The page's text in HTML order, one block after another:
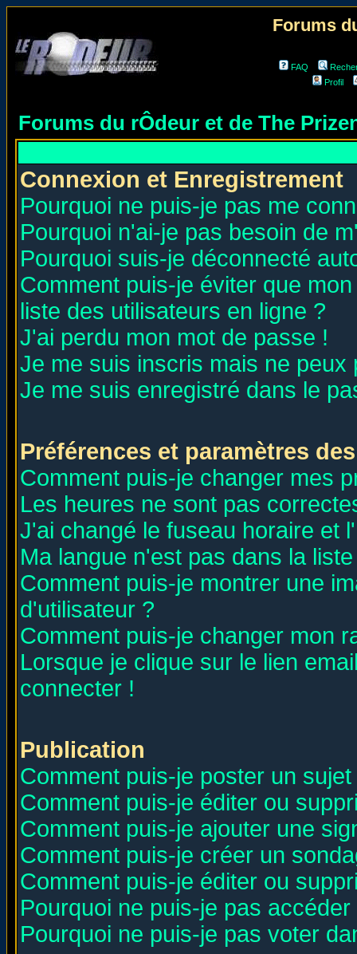
Forums
FAQ
Profil
Forums du rÔdeur et de The
Connexion et Enregistrement
Pourquoi ne puis-je pas me
Pourquoi n'ai-je pas besoin de
Pourquoi suis-je déconnecté
Comment puis-je éviter que
liste des utilisateurs en ligne ?
J'ai perdu mon mot de passe !
Je me suis inscris mais ne peux
Je me suis enregistré dans le
Préférences et paramètres
Comment puis-je changer mes
Les heures ne sont pas
J'ai changé le fuseau horaire et
Ma langue n'est pas dans la
Comment puis-je montrer une
d'utilisateur ?
Comment puis-je changer mon
Lorsque je clique sur le lien
connecter !
Publication
Comment puis-je poster un
Comment puis-je éditer ou
Comment puis-je ajouter une
Comment puis-je créer un
Comment puis-je éditer ou
Pourquoi ne puis-je pas
Pourquoi ne puis-je pas voter